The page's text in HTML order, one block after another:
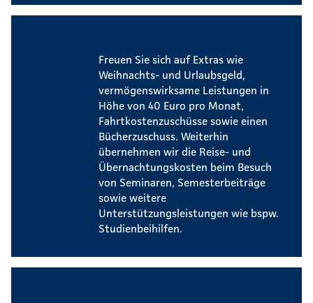
Freuen Sie sich auf Extras wie
Weihnachts- und Urlaubsgeld,
vermögenswirksame Leistungen in
Höhe von 40 Euro pro Monat,
Fahrtkostenzuschüsse sowie einen
Bücherzuschuss. Weiterhin
übernehmen wir die Reise- und
Übernachtungskosten beim Besuch
von Seminaren, Semesterbeiträge
sowie weitere
Unterstützungsleistungen wie bspw.
Studienbeihilfen.